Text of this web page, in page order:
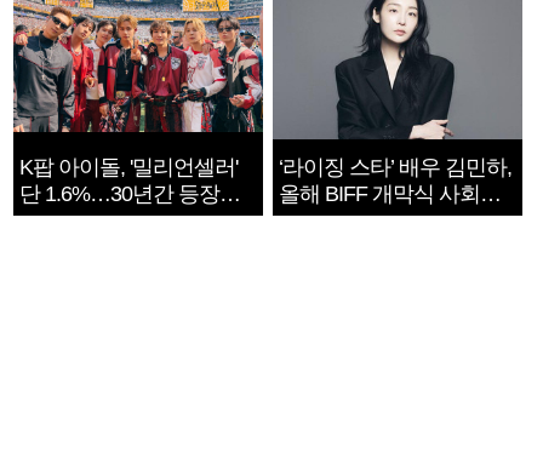
K팝 아이돌, '밀리언셀러'
단 1.6%…30년간 등장
1182개팀 전수조사
‘라이징 스타’ 배우 김민하,
올해 BIFF 개막식 사회자
확정